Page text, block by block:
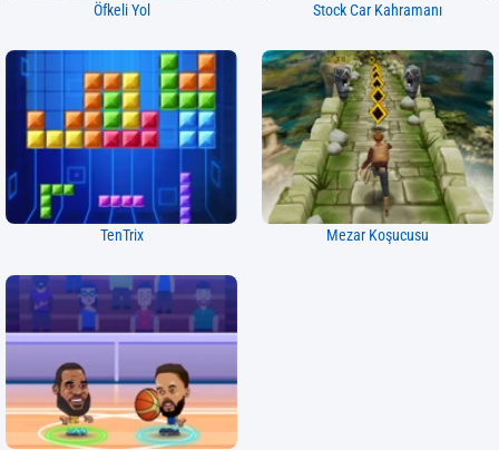
Öfkeli Yol Stock Car Kahramanı
TenTrix Mezar Koşucusu